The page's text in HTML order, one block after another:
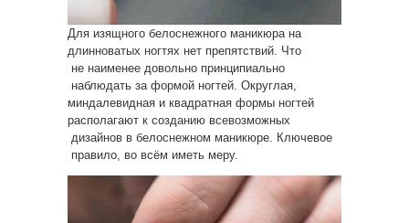
Для изящного белоснежного маникюра на
длинноватых ногтях нет препятствий. Что
не наименее довольно принципиально
наблюдать за формой ногтей. Округлая,
миндалевидная и квадратная формы ногтей
располагают к созданию всевозможных
дизайнов в белоснежном маникюре. Ключевое
правило, во всём иметь меру.